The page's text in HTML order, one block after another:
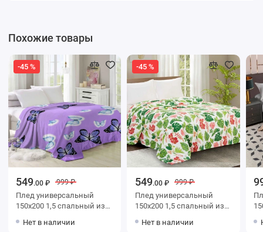
Похожие товары
-45 %
549.00 ₽ 999 ₽
Плед универсальный
150х200 1,5 спальный из
Бабочки Орионтекс
Нет в наличии
-45 %
549.00 ₽ 999 ₽
Плед универсальный
150х200 1,5 спальный из
Орионтекс
Нет в наличии
Плед